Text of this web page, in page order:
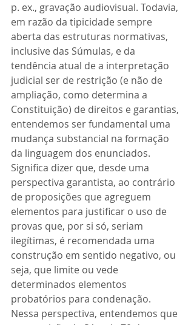
p. ex., gravação audiovisual. Todavia,
em razão da tipicidade sempre
aberta das estruturas normativas,
inclusive das Súmulas, e da
tendência atual de a interpretação
judicial ser de restrição (e não de
ampliação, como determina a
Constituição) de direitos e garantias,
entendemos ser fundamental uma
mudança substancial na formação
da linguagem dos enunciados.
Significa dizer que, desde uma
perspectiva garantista, ao contrário
de proposições que agreguem
elementos para justificar o uso de
provas que, por si só, seriam
ilegítimas, é recomendada uma
construção em sentido negativo, ou
seja, que limite ou vede
determinados elementos
probatórios para condenação.
Nessa perspectiva, entendemos que